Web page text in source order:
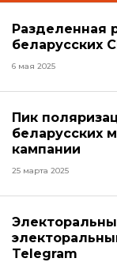
Разделенная
беларусских
6 мая 2025
Пик
беларусских
кампании
25 марта 2025
Telegram